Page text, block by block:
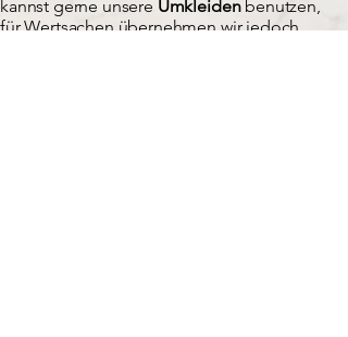
kannst gerne unsere Umkleiden benutzen,
für Wertsachen übernehmen wir jedoch